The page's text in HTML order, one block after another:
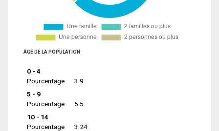
ÂGE DE LA POPULATION
0 - 4
Pourcentage
3.9
5 - 9
Pourcentage
5.5
10 - 14
Pourcentage
3.24